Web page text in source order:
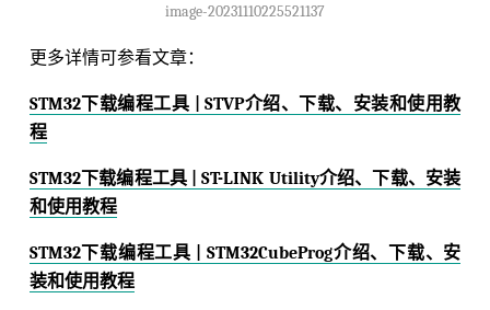
image-20231110225521137
更多详情可参看文章：
STM32下载编程工具 | STVP介绍、下载、安装和使用教
程
STM32下载编程工具 | ST-LINK Utility介绍、下载、安装
和使用教程
STM32下载编程工具 | STM32CubeProg介绍、下载、安
装和使用教程